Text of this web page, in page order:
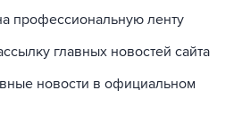
главных новостей сайта
новости в официальном